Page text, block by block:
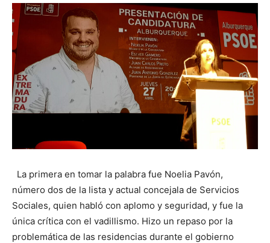
La primera en tomar la palabra fue Noelia Pavón,
número dos de la lista y actual concejala de Servicios
Sociales, quien habló con aplomo y seguridad, y fue la
única crítica con el vadillismo. Hizo un repaso por la
problemática de las residencias durante el gobierno